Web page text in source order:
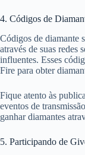
4. Códigos de
Códigos de diamante
através de suas redes
influentes. Esses
Fire para obter
Fique atento às
eventos de
ganhar diamantes
5. Participando de